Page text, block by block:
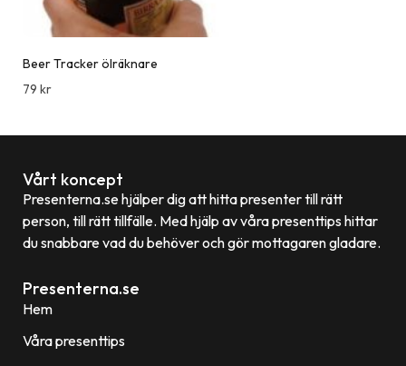
Beer Tracker ölräknare
79 kr
Vårt koncept
Presenterna.se hjälper dig att hitta presenter till rätt
person, till rätt tillfälle. Med hjälp av våra presenttips hittar
du snabbare vad du behöver och gör mottagaren gladare.
Presenterna.se
Hem
Våra presenttips